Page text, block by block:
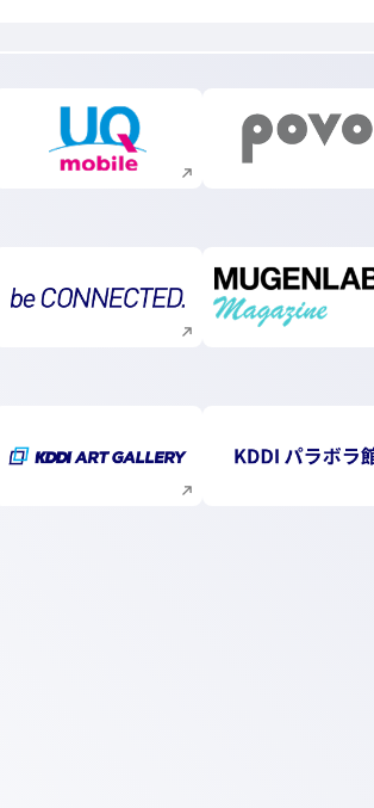
開く 新規ウィンドウで開く 新規ウ
開く 新規ウィンドウで開く 新規ウ
開く 新規ウィンドウで開く 新規ウ